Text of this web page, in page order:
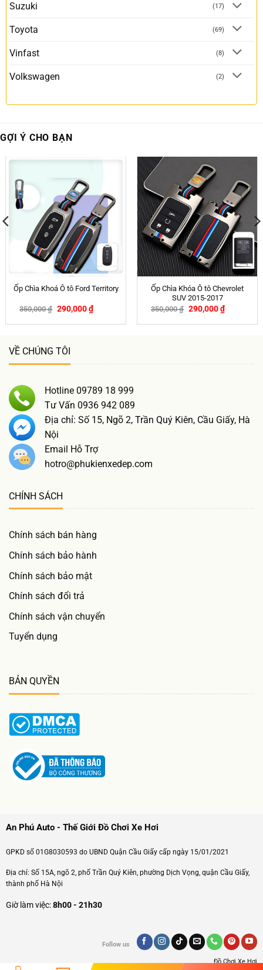
Suzuki (17)
Toyota (69)
Vinfast (8)
Volkswagen (2)
GỢI Ý CHO BẠN
Ốp Chìa Khoá Ô tô Ford Territory
350,000₫ 290,000₫
Ốp Chìa Khóa Ô tô Chevrolet
SUV 2015-2017
350,000₫ 290,000₫
VỀ CHÚNG TÔI
Hotline 09789 18 999
Tư Vấn 0936 942 089
Địa chỉ: Số 15, Ngõ 2, Trần Quý Kiên, Cầu Giấy, Hà
Nội
Email Hỗ Trợ
hotro@phukienxedep.com
CHÍNH SÁCH
Chính sách bán hàng
Chính sách bảo hành
Chính sách bảo mật
Chính sách đổi trả
Chính sách vận chuyển
Tuyển dụng
BẢN QUYỀN
An Phú Auto - Thế Giới Đồ Chơi Xe Hơi
GPKD số 01G8030593 do UBND Quận Cầu Giấy cấp ngày 15/01/2021
Địa chỉ: Số 15A, ngõ 2, phố Trần Quý Kiên, phường Dịch Vọng, quận Cầu Giấy,
thành phố Hà Nội
Giờ làm việc:8h00 - 21h30
Follow us
Đồ Chơi Xe Hơi